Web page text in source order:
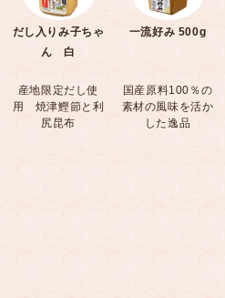
だし入りみ子ちゃ
ん 白
産地限定だし使
用 焼津鰹節と利
尻昆布
一流好み 500g
国産原料100％の
素材の風味を活か
した逸品